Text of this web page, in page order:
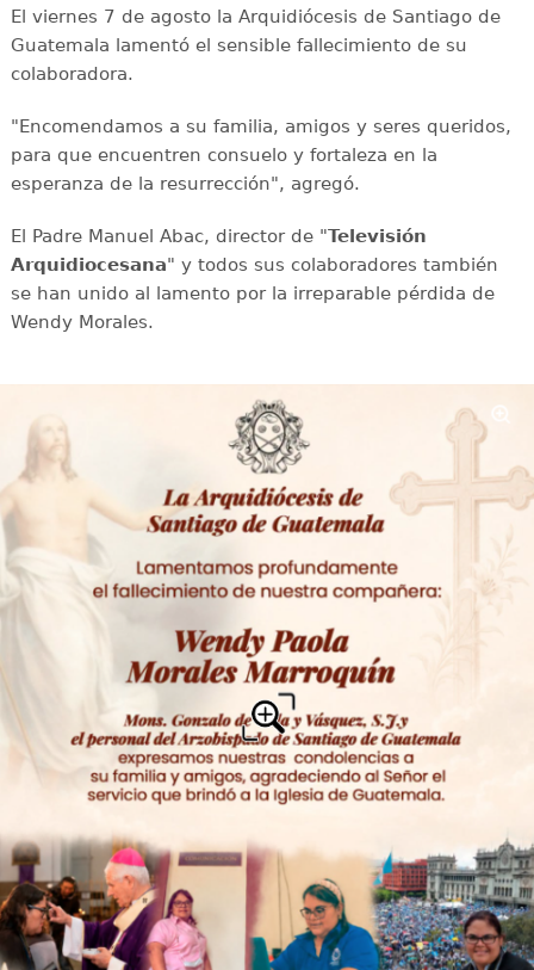
El viernes 7 de agosto la Arquidiócesis de Santiago de
Guatemala lamentó el sensible fallecimiento de su
colaboradora.
"Encomendamos a su familia, amigos y seres queridos,
para que encuentren consuelo y fortaleza en la
esperanza de la resurrección", agregó.
El Padre Manuel Abac, director de "Televisión
Arquidiocesana" y todos sus colaboradores también
se han unido al lamento por la irreparable pérdida de
Wendy Morales.